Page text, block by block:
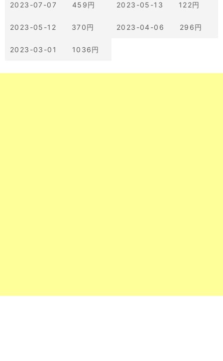
2023-07-07 459円 2023-05-13 122円
2023-05-12 370円 2023-04-06 296円
2023-03-01 1036円